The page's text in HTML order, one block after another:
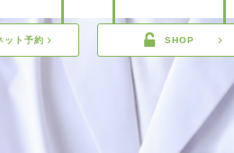
ット予約 SHOP